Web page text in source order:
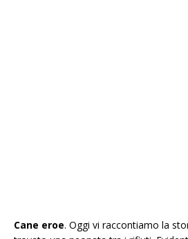
Cane eroe. Oggi vi raccontiamo la